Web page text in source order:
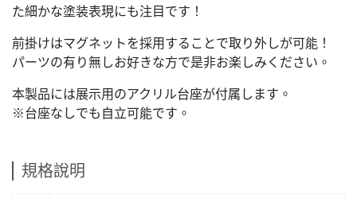
た細かな塗装表現にも注目です！
前掛けはマグネットを採用することで取り外しが可能！
パーツの有り無しお好きな方で是非お楽しみください。
本製品には展示用のアクリル台座が付属します。
※台座なしでも自立可能です。
規格說明